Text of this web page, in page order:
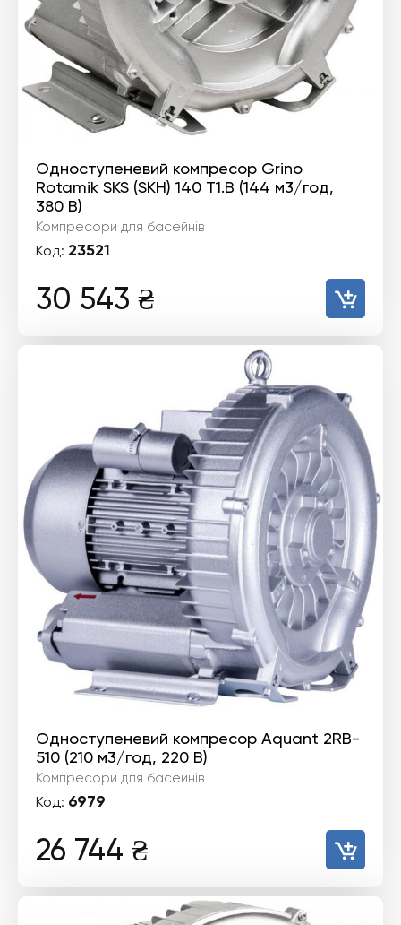
Одноступеневий компресор Grino
Rotamik SKS (SKH) 140 Т1.B (144 м3/год,
380 В)
Компресори для басейнів
Код: 23521
30 543 ₴
Одноступеневий компресор Aquant 2RB-
510 (210 м3/год, 220 B)
Компресори для басейнів
Код: 6979
26 744 ₴